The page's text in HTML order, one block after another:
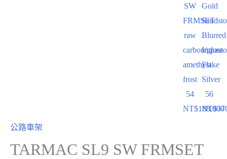
SW
FRMSET
raw
carbon/gloss
amethyst
frost
54
NT$188,000
Gold
Blurred
Flake
Silver
56
NT$
公路車架
TARMAC SL9 SW FRMSET